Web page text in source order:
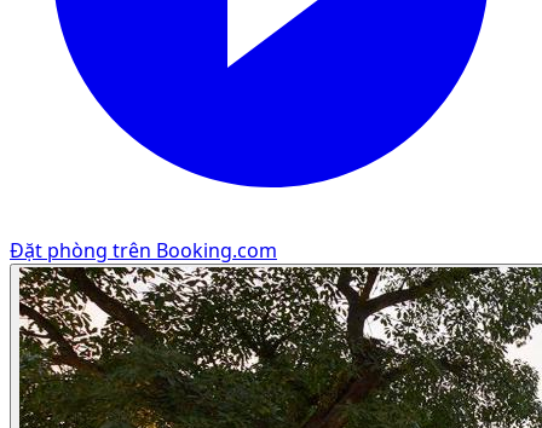
Đặt phòng trên Booking.com